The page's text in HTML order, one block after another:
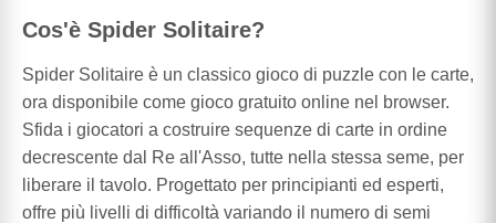
Cos'è Spider Solitaire?
Spider Solitaire è un classico gioco di puzzle con le carte,
ora disponibile come gioco gratuito online nel browser.
Sfida i giocatori a costruire sequenze di carte in ordine
decrescente dal Re all'Asso, tutte nella stessa seme, per
liberare il tavolo. Progettato per principianti ed esperti,
offre più livelli di difficoltà variando il numero di semi